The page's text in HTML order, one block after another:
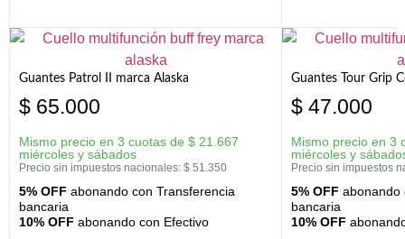
Guantes Patrol II marca Alaska
$ 65.000
Mismo precio en 3 cuotas de $ 21.667
miércoles y sábados
Precio sin impuestos nacionales: $ 51.350
5% OFF abonando con Transferencia
bancaria
10% OFF abonando con Efectivo
Guantes Tour Grip
$ 47.000
Mismo precio en 3
miércoles y
Precio sin impuestos
5% OFF abonando
bancaria
10% OFF